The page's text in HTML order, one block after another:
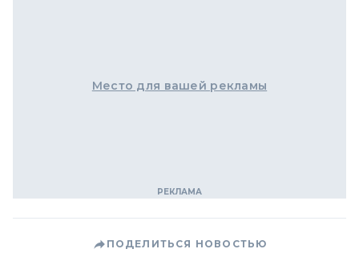
Место для вашей рекламы
ПОДЕЛИТЬСЯ НОВОСТЬЮ